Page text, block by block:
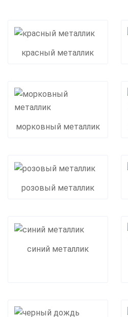
красный металлик
морковный металлик
розовый металлик
синий металлик